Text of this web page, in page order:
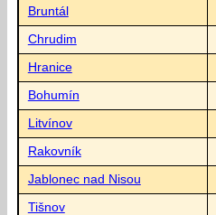
Bruntál
Chrudim
Hranice
Bohumín
Litvínov
Rakovník
Jablonec nad Nisou
Tišnov